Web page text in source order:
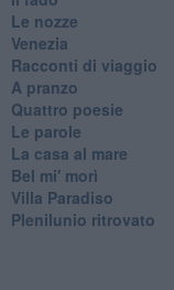
Le nozze
Venezia
Racconti di viaggio
A pranzo
Quattro poesie
Le parole
La casa al mare
Bel mi' morì
Villa Paradiso
Plenilunio ritrovato